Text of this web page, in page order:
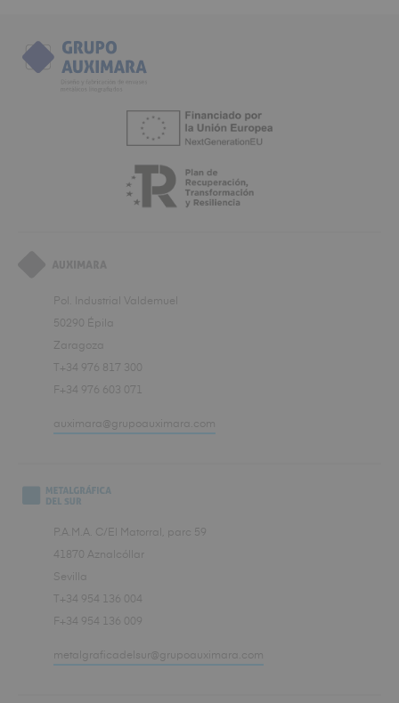
Pol. Industrial Valdemuel
50290 Épila
Zaragoza
T+34 976 817 300
F+34 976 603 071
auximara@grupoauximara.com
P.A.M.A. C/El Matorral, parc 59
41870 Aznalcóllar
Sevilla
T+34 954 136 004
F+34 954 136 009
metalgraficadelsur@grupoauximara.com